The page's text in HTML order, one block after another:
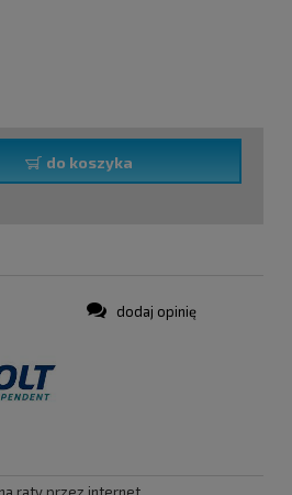
do koszyka
dodaj opinię